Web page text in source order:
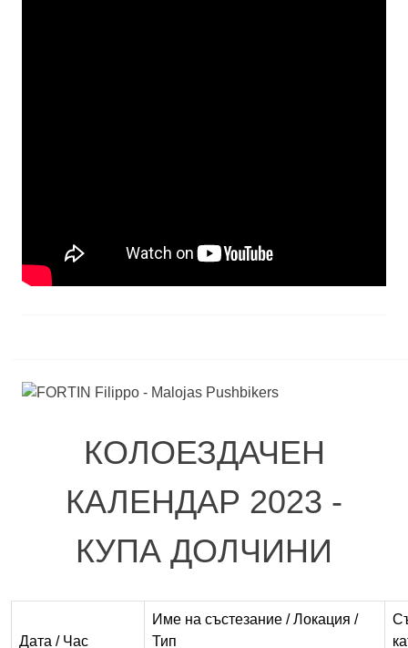
КОЛОЕЗДАЧЕН
КАЛЕНДАР 2023 -
КУПА ДОЛЧИНИ
Дата / Час
Име на състезание / Локация /
Тип